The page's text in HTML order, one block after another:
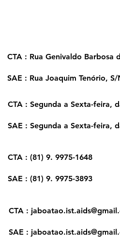
CTA : Rua Genivaldo
SAE : Rua Joaquim Tenório,
CTA : Segunda a Sexta-feira,
SAE : Segunda a Sexta-feira,
CTA : (81) 9. 9975-1648
SAE : (81) 9. 9975-3893
CTA :
SAE :